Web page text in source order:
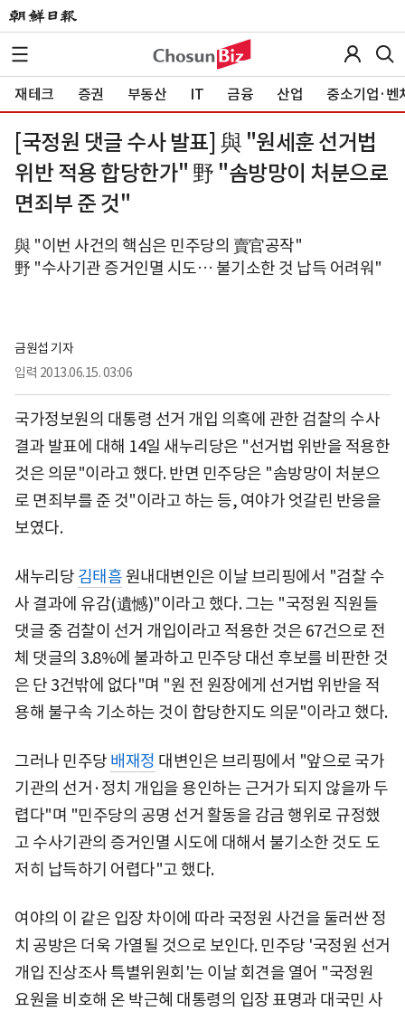
재테크 증권 부동산 IT 금융 산업 중소기업·벤
[국정원 댓글 수사 발표] 與 "원세훈 선거법
위반 적용 합당한가" 野 "솜방망이 처분으로
면죄부 준 것"
與 "이번 사건의 핵심은 민주당의 賣官공작"
野 "수사기관 증거인멸 시도… 불기소한 것 납득 어려워"
금원섭 기자
입력 2013.06.15. 03:06
국가정보원의 대통령 선거 개입 의혹에 관한 검찰의 수사
결과 발표에 대해 14일 새누리당은 "선거법 위반을 적용한
것은 의문"이라고 했다. 반면 민주당은 "솜방망이 처분으
로 면죄부를 준 것"이라고 하는 등, 여야가 엇갈린 반응을
보였다.
새누리당 김태흠원내대변인은 이날 브리핑에서 "검찰 수
사 결과에 유감(遺憾)"이라고 했다. 그는 "국정원 직원들
댓글 중 검찰이 선거 개입이라고 적용한 것은 67건으로 전
체 댓글의 3.8%에 불과하고 민주당 대선 후보를 비판한 것
은 단 3건밖에 없다"며 "원 전 원장에게 선거법 위반을 적
용해 불구속 기소하는 것이 합당한지도 의문"이라고 했다.
그러나 민주당 배재정 대변인은 브리핑에서 "앞으로 국가
기관의 선거·정치 개입을 용인하는 근거가 되지 않을까 두
렵다"며 "민주당의 공명 선거 활동을 감금 행위로 규정했
고 수사기관의 증거인멸 시도에 대해서 불기소한 것도 도
저히 납득하기 어렵다"고 했다.
여야의 이 같은 입장 차이에 따라 국정원 사건을 둘러싼 정
치 공방은 더욱 가열될 것으로 보인다. 민주당 '국정원 선거
개입 진상조사 특별위원회'는 이날 회견을 열어 "국정원
요원을 비호해 온 박근혜 대통령의 입장 표명과 대국민 사